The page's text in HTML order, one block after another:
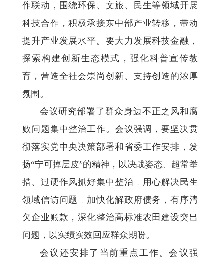
作联动，围绕环保、文旅、民生等领域开展
科技合作，积极承接东中部产业转移，带动
提升产业发展水平。要大力发展科技金融，
探索构建创新生态模式，强化科普宣传教
育，营造全社会崇尚创新、支持创造的浓厚
氛围。
会议研究部署了群众身边不正之风和腐
败问题集中整治工作。会议强调，要坚决贯
彻落实党中央决策部署和省委工作安排，发
扬“宁可掉层皮”的精神，以决战姿态、超常举
措、过硬作风抓好集中整治，用心解决民生
领域信访问题，加快化解政府债务，有序清
欠企业账款，深化整治高标准农田建设突出
问题，以实绩实效回应群众期盼。
会议还安排了当前重点工作。会议强